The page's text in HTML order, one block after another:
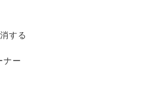
する
ナー